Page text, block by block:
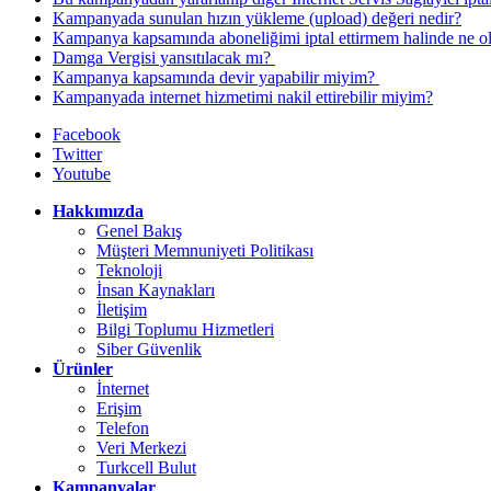
Kampanyada sunulan hızın yükleme (upload) değeri nedir?
Kampanya kapsamında aboneliğimi iptal ettirmem halinde ne
​Damga Vergisi yansıtılacak mı? ​​
​Kampanya kapsamında devir yapabilir miyim? ​
Kampanyada internet hizmetimi nakil ettirebilir miyim?
Facebook
Twitter
Youtube
Hakkımızda
Genel Bakış
Müşteri Memnuniyeti Politikası
Teknoloji
İnsan Kaynakları
İletişim
Bilgi Toplumu Hizmetleri
Siber Güvenlik
Ürünler
İnternet
Erişim
Telefon
Veri Merkezi
Turkcell Bulut
Kampanyalar